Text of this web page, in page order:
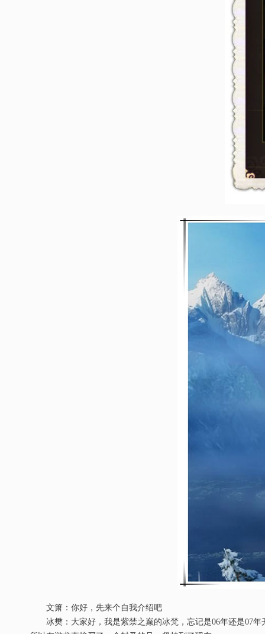
文箫：你好，先来个自我介绍吧
冰樊：大家好，我是紫禁之巅的冰梵，忘记是06年还是07年